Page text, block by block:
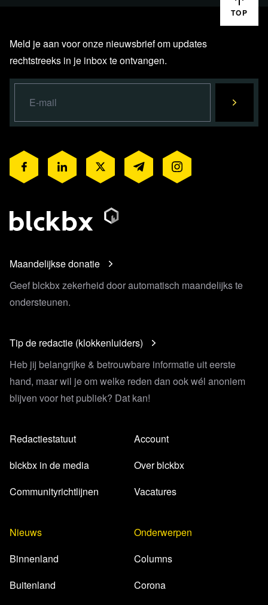
TOP
Meld je aan voor onze nieuwsbrief om updates
rechtstreeks in je inbox te ontvangen.
Maandelijkse donatie
Geef blckbx zekerheid door automatisch maandelijks te
ondersteunen.
Tip de redactie (klokkenluiders)
Heb jij belangrijke & betrouwbare informatie uit eerste
hand, maar wil je om welke reden dan ook wél anoniem
blijven voor het publiek? Dat kan!
Redactiestatuut
blckbx in de media
Communityrichtlijnen
Account
Over blckbx
Vacatures
Nieuws
Binnenland
Buitenland
Onderwerpen
Columns
Corona